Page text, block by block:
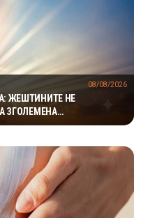
ЖЕШТИНИТЕ НЕ
ЗГОЛЕМЕНА
08/08/2026